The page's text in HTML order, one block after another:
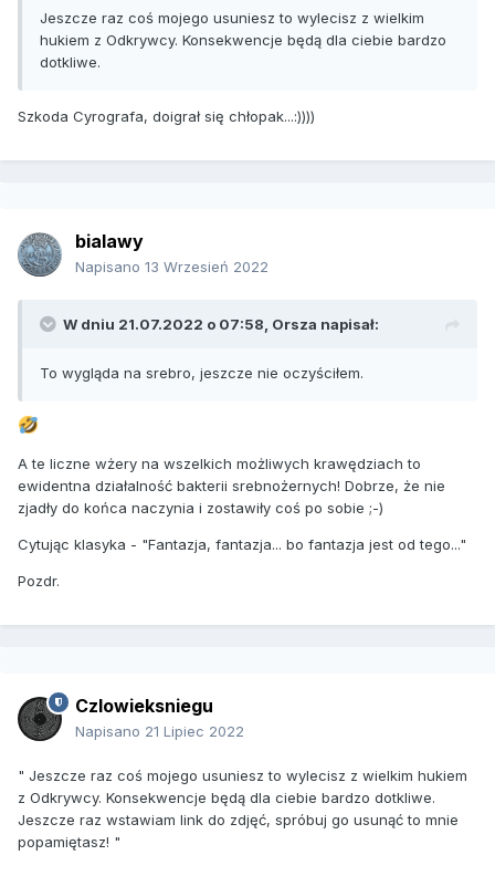
Jeszcze raz coś mojego usuniesz to wylecisz z wielkim
hukiem z Odkrywcy. Konsekwencje będą dla ciebie bardzo
dotkliwe.
Szkoda Cyrografa, doigrał się chłopak...:))))
bialawy
Napisano 13 Wrzesień 2022
W dniu 21.07.2022 o 07:58, Orsza napisał:
To wygląda na srebro, jeszcze nie oczyściłem.
A te liczne wżery na wszelkich możliwych krawędziach to
ewidentna działalność bakterii srebnożernych! Dobrze, że nie
zjadły do końca naczynia i zostawiły coś po sobie ;-)
Cytując klasyka - "Fantazja, fantazja... bo fantazja jest od tego..."
Pozdr.
Czlowieksniegu
Napisano 21 Lipiec 2022
" Jeszcze raz coś mojego usuniesz to wylecisz z wielkim hukiem
z Odkrywcy. Konsekwencje będą dla ciebie bardzo dotkliwe.
Jeszcze raz wstawiam link do zdjęć, spróbuj go usunąć to mnie
popamiętasz! "